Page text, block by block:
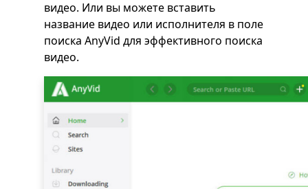
видео. Или вы можете вставить
название видео или исполнителя в поле
поиска AnyVid для эффективного поиска
видео.